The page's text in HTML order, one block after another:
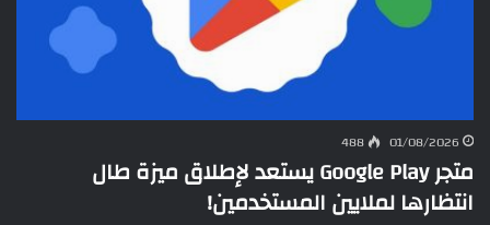
01/08/2026
488
متجر Google Play يستعد لإطلاق ميزة طال
انتظارها لملايين المستخدمين!